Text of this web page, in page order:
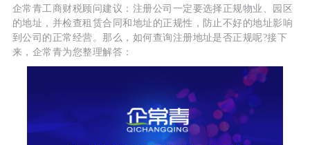
企常青工商财税顾问建议：注册公司一定要选择正规物业、园区
的地址，并检查租赁合同和地址的正规性，防止不好的地址影响
到公司的正常经营。那么，如何查询注册地址是否正规呢?接下
来，企常青为您整理解答：